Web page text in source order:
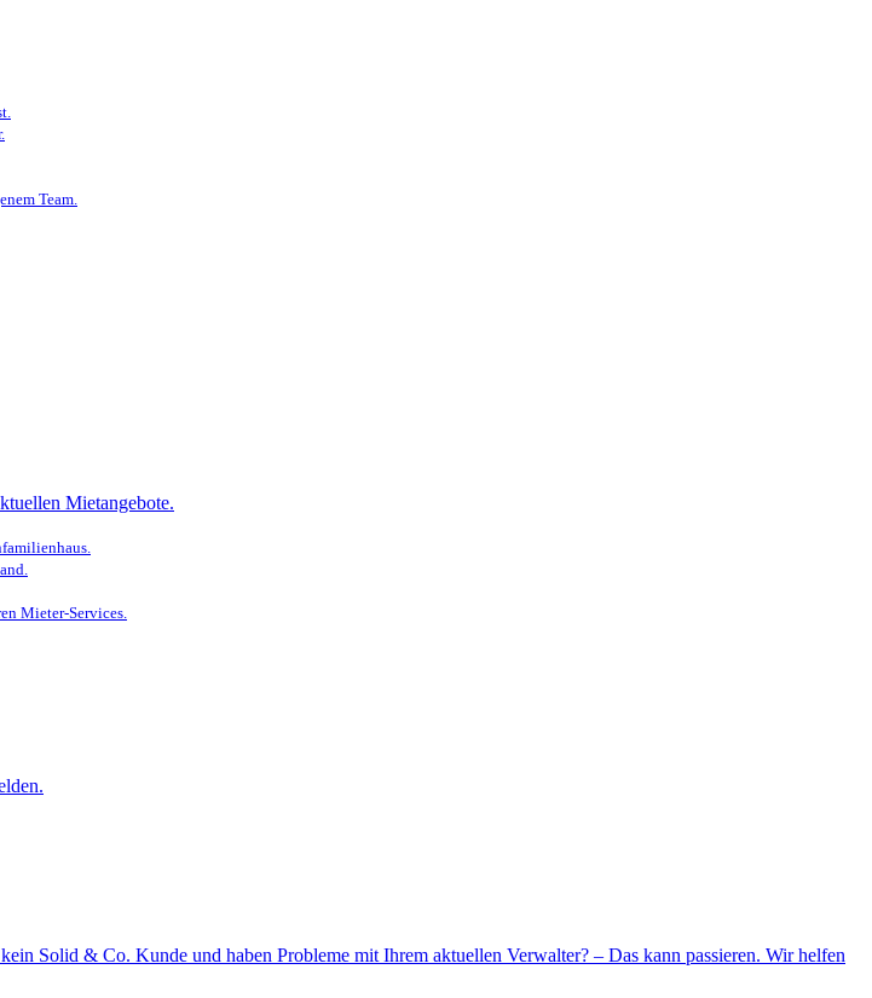
Team.
Mietangebote.
Mieter-Services.
Solid & Co. Kunde und haben Probleme mit Ihrem aktuellen Verwalter? – Das kann passieren. Wir helfen